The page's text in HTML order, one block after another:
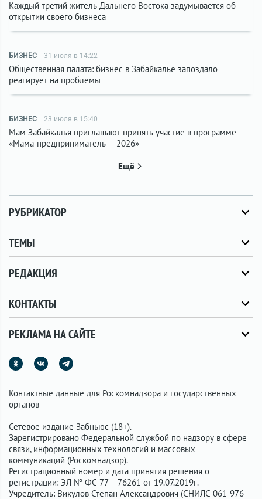
Каждый третий житель Дальнего Востока задумывается об
открытии своего бизнеса
БИЗНЕС 31 июля в 14:22
Общественная палата: бизнес в Забайкалье запоздало
реагирует на проблемы
БИЗНЕС 23 июля в 15:40
Мам Забайкалья приглашают принять участие в программе
«Мама-предприниматель — 2026»
Ещё
РУБРИКАТОР
ТЕМЫ
РЕДАКЦИЯ
КОНТАКТЫ
РЕКЛАМА НА САЙТЕ
Контактные данные для Роскомнадзора и государственных
органов
Сетевое издание Забньюс (18+).
Зарегистрировано Федеральной службой по надзору в сфере
связи, информационных технологий и массовых
коммуникаций (Роскомнадзор).
Регистрационный номер и дата принятия решения о
регистрации: ЭЛ № ФС 77 – 76261 от 19.07.2019г.
Учредитель: Викулов Степан Александрович (СНИЛС 061-976-